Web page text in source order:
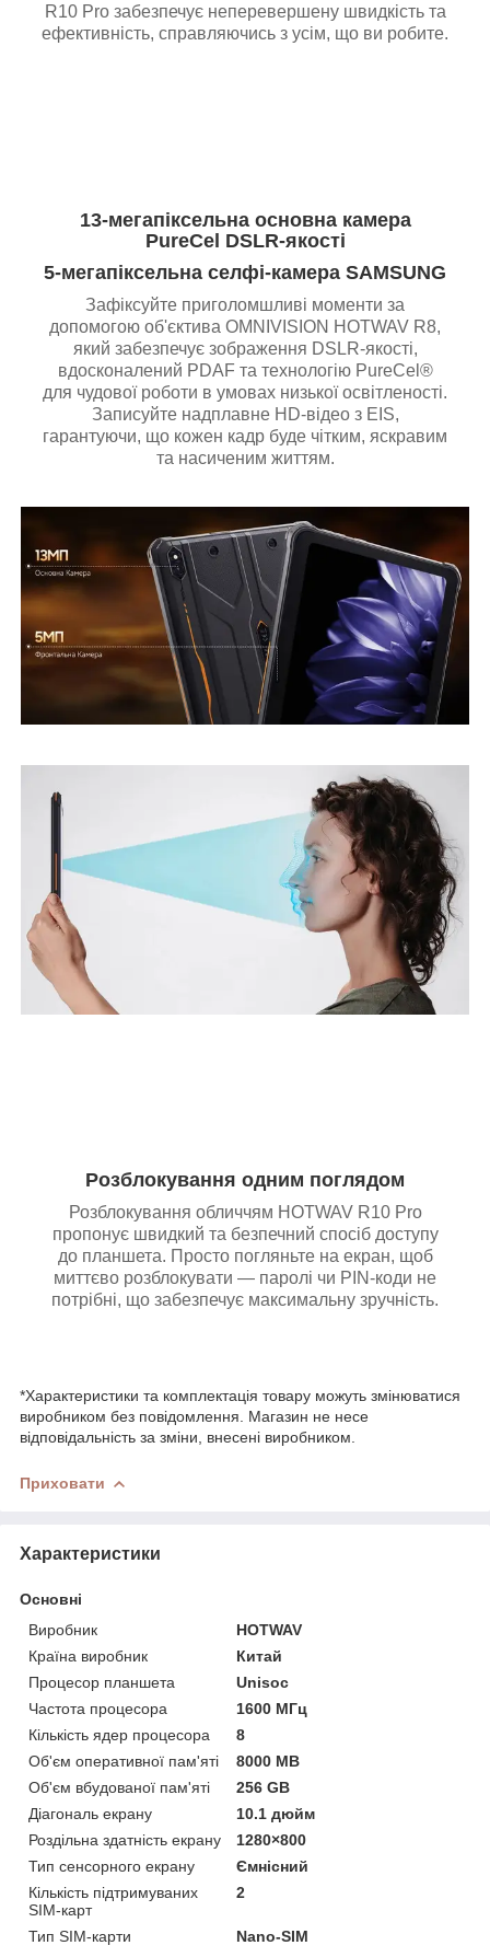
R10 Pro забезпечує неперевершену швидкість та
ефективність, справляючись з усім, що ви робите.
13-мегапіксельна основна камера
PureCel DSLR-якості
5-мегапіксельна селфі-камера SAMSUNG
Зафіксуйте приголомшливі моменти за
допомогою об'єктива OMNIVISION HOTWAV R8,
який забезпечує зображення DSLR-якості,
вдосконалений PDAF та технологію PureCel®
для чудової роботи в умовах низької освітленості.
Записуйте надплавне HD-відео з EIS,
гарантуючи, що кожен кадр буде чітким, яскравим
та насиченим життям.
Розблокування одним поглядом
Розблокування обличчям HOTWAV R10 Pro
пропонує швидкий та безпечний спосіб доступу
до планшета. Просто погляньте на екран, щоб
миттєво розблокувати — паролі чи PIN-коди не
потрібні, що забезпечує максимальну зручність.
*Характеристики та комплектація товару можуть змінюватися
виробником без повідомлення. Магазин не несе
відповідальність за зміни, внесені виробником.
Приховати
Характеристики
Основні
Виробник
HOTWAV
Країна виробник
Китай
Процесор планшета
Unisoc
Частота процесора
1600 МГц
Кількість ядер процесора
8
Об'єм оперативної пам'яті
8000 MB
Об'єм вбудованої пам'яті
256 GB
Діагональ екрану
10.1 дюйм
Роздільна здатність екрану
1280×800
Тип сенсорного екрану
Ємнісний
Кількість підтримуваних
SIM-карт
2
Тип SIM-карти
Nano-SIM